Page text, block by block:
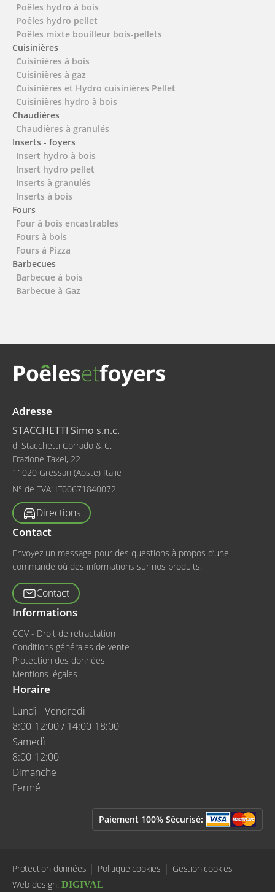
Poêles hydro à bois
Poêles hydro pellet
Poêles mixte bouilleur bois-pellets
Cuisinières
Cuisinières à bois
Cuisinières à gaz
Cuisinières et Hydro cuisinières Pellet
Cuisinières hydro à bois
Chaudières
Chaudières à granulés
Inserts - foyers
Insert hydro à bois
Insert hydro pellet
Inserts à granulés
Inserts à bois
Fours
Four à bois encastrables
Fours à bois
Fours à Pizza
Barbecues
Barbecue à bois
Barbecue à Gaz
Adresse
STACCHETTI Simo s.n.c.
di Stacchetti Corrado & C.
Frazione Taxel, 22
11020 Gressan (Aoste) Italie
N° de TVA: IT00671840072
Directions
Contact
Envoyez un message pour des questions à propos d’une
commande où des informations sur nos produits.
Contact
Informations
CGV - Droit de retractation
Conditions générales de vente
Protection des données
Mentions légales
Horaire
Lundì - Vendredì
8:00-12:00 / 14:00-18:00
Samedì
8:00-12:00
Dimanche
Fermé
Paiement 100% Sécurisé:
Protection données Politique cookies Gestion cookies
Web design: DIGIVAL